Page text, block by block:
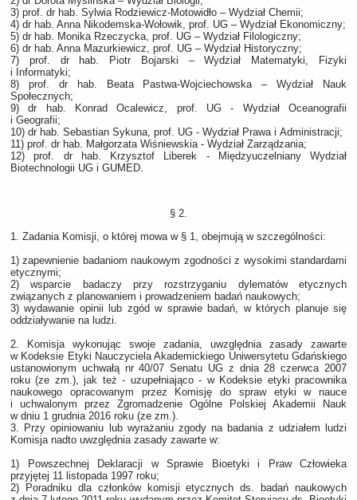
3) prof. dr hab. Sylwia Rodziewicz-Motowidło – Wydział Chemii;
4) dr hab. Anna Nikodemska-Wołowik, prof. UG – Wydział Ekonomiczny;
5) dr hab. Monika Rzeczycka, prof. UG – Wydział Filologiczny;
6) dr hab. Anna Mazurkiewicz, prof. UG – Wydział Historyczny;
7) prof. dr hab. Piotr Bojarski – Wydział Matematyki, Fizyki
i Informatyki;
8) prof. dr hab. Beata Pastwa-Wojciechowska – Wydział Nauk
Społecznych;
9) dr hab. Konrad Ocalewicz, prof. UG - Wydział Oceanografii
i Geografii;
10) dr hab. Sebastian Sykuna, prof. UG - Wydział Prawa i Administracji;
11) prof. dr hab. Małgorzata Wiśniewskia - Wydział Zarządzania;
12) prof. dr hab. Krzysztof Liberek - Międzyuczelniany Wydział
Biotechnologii UG i GUMED.
§ 2.
1. Zadania Komisji, o której mowa w § 1, obejmują w szczególności:
1) zapewnienie badaniom naukowym zgodności z wysokimi standardami
etycznymi;
2) wsparcie badaczy przy rozstrzyganiu dylematów etycznych
związanych z planowaniem i prowadzeniem badań naukowych;
3) wydawanie opinii lub zgód w sprawie badań, w których planuje się
oddziaływanie na ludzi.
2. Komisja wykonując swoje zadania, uwzględnia zasady zawarte
w Kodeksie Etyki Nauczyciela Akademickiego Uniwersytetu Gdańskiego
ustanowionym uchwałą nr 40/07 Senatu UG z dnia 28 czerwca 2007
roku (ze zm.), jak też - uzupełniająco - w Kodeksie etyki pracownika
naukowego opracowanym przez Komisję do spraw etyki w nauce
i uchwalonym przez Zgromadzenie Ogólne Polskiej Akademii Nauk
w dniu 1 grudnia 2016 roku (ze zm.).
3. Przy opiniowaniu lub wyrażaniu zgody na badania z udziałem ludzi
Komisja nadto uwzględnia zasady zawarte w:
1) Powszechnej Deklaracji w Sprawie Bioetyki i Praw Człowieka
przyjętej 11 listopada 1997 roku;
2) Poradniku dla członków komisji etycznych ds. badań naukowych